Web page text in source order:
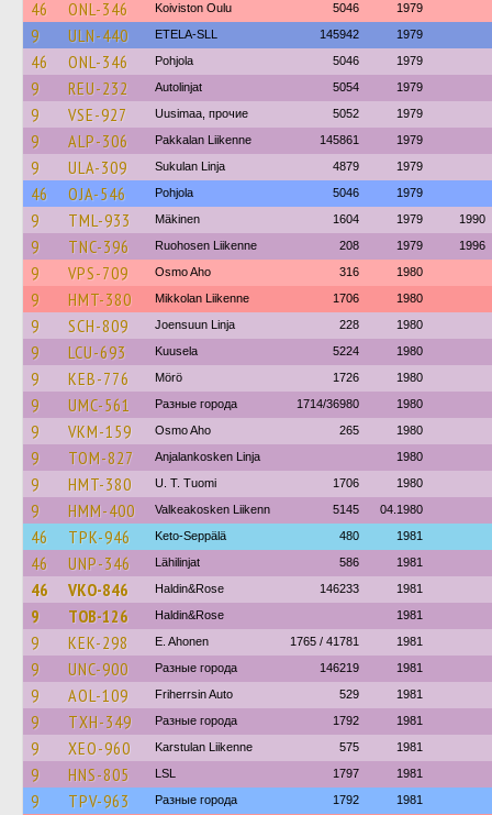
46 ONL-346 Koiviston Oulu 5046 1979
9 ULN-440 ETELA-SLL 145942 1979
46 ONL-346 Pohjola 5046 1979
9 REU-232 Autolinjat 5054 1979
9 VSE-927 Uusimaa, прочие 5052 1979
9 ALP-306 Pakkalan Liikenne 145861 1979
9 ULA-309 Sukulan Linja 4879 1979
46 OJA-546 Pohjola 5046 1979
9 TML-933 Mäkinen 1604 1979 1990
9 TNC-396 Ruohosen Liikenne 208 1979 1996
9 VPS-709 Osmo Aho 316 1980
9 HMT-380 Mikkolan Liikenne 1706 1980
9 SCH-809 Joensuun Linja 228 1980
9 LCU-693 Kuusela 5224 1980
9 KEB-776 Mörö 1726 1980
9 UMC-561 Разные города 1714/36980 1980
9 VKM-159 Osmo Aho 265 1980
9 TOM-827 Anjalankosken Linja 1980
9 HMT-380 U. T. Tuomi 1706 1980
9 HMM-400 Valkeakosken Liikenn 5145 04.1980
46 TPK-946 Keto-Seppälä 480 1981
46 UNP-346 Lähilinjat 586 1981
46 VKO-846 Haldin&Rose 146233 1981
9 TOB-126 Haldin&Rose 1981
9 KEK-298 E. Ahonen 1765 / 41781 1981
9 UNC-900 Разные города 146219 1981
9 AOL-109 Friherrsin Auto 529 1981
9 TXH-349 Разные города 1792 1981
9 XEO-960 Karstulan Liikenne 575 1981
9 HNS-805 LSL 1797 1981
9 TPV-963 Разные города 1792 1981